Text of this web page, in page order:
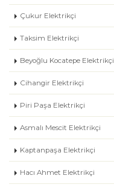
Çukur Elektrikçi
Taksim Elektrikçi
Beyoğlu Kocatepe Elektrikçi
Cihangir Elektrikçi
Piri Paşa Elektrikçi
Asmalı Mescit Elektrikçi
Kaptanpaşa Elektrikçi
Hacı Ahmet Elektrikçi